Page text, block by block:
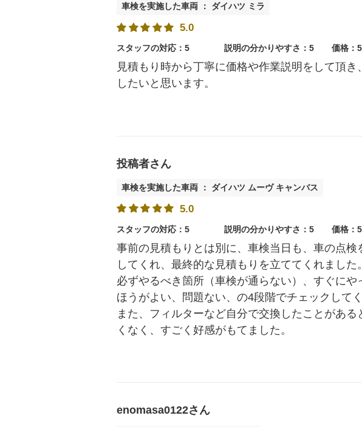
車検を実施した車両 ： ダイハツ ミラ
5.0
スタッフの対応：5 説明の分かりやすさ：5 価格：5
見積もり時から丁寧に価格や作業説明をして頂
したいと思います。
投稿者さん
車検を実施した車両 ： ダイハツ ムーヴ キャンバス
5.0
スタッフの対応：5 説明の分かりやすさ：5 価格：5
事前の見積もりとは別に、車検当日も、車の点
してくれ、最終的な見積もりを立ててくれました。
必ずやるべき箇所（車検が通らない）、すぐに
ほうがよい、問題ない、の4段階でチェックして
また、フィルターなど自分で交換したことがあ
くなく、すごく好感がもてました。
enomasa0122さん